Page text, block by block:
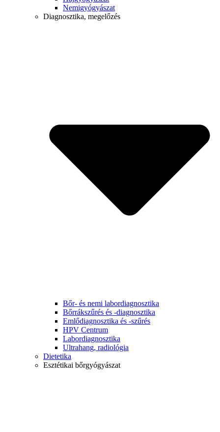
Nemigyógyászat
Diagnosztika, megelőzés
Bőr- és nemi labordiagnosztika
Bőrrákszűrés és -diagnosztika
Emlődiagnosztika és -szűrés
HPV Centrum
Labordiagnosztika
Ultrahang, radiológia
Dietetika
Esztétikai bőrgyógyászat